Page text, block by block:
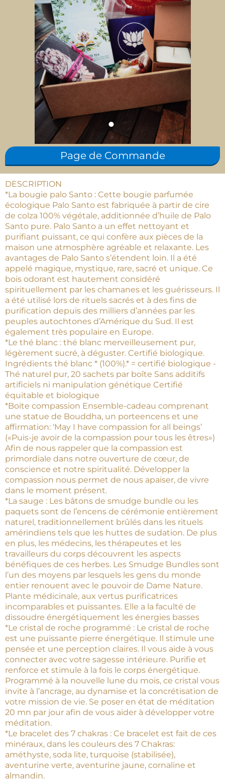
Page de Commande
DESCRIPTION
*La bougie palo Santo : Cette bougie parfumée
écologique Palo Santo est fabriquée à partir de cire
de colza 100% végétale, additionnée d’huile de Palo
Santo pure. Palo Santo a un effet nettoyant et
purifiant puissant, ce qui confère aux pièces de la
maison une atmosphère agréable et relaxante. Les
avantages de Palo Santo s’étendent loin. Il a été
appelé magique, mystique, rare, sacré et unique. Ce
bois odorant est hautement considéré
spirituellement par les chamanes et les guérisseurs. Il
a été utilisé lors de rituels sacrés et à des fins de
purification depuis des milliers d’années par les
peuples autochtones d’Amérique du Sud. Il est
également très populaire en Europe.
*Le thé blanc : thé blanc merveilleusement pur,
légèrement sucré, à déguster. Certifié biologique.
Ingrédients thé blanc * (100%).* = certifié biologique -
Thé naturel pur, 20 sachets par boîte Sans additifs
artificiels ni manipulation génétique Certifié
équitable et biologique
*Boite compassion Ensemble-cadeau comprenant
une statue de Bouddha, un porte­encens et une
affirmation: ‘May I have compassion for all beings’
(«Puis-je avoir de la compassion pour tous les êtres»)
Afin de nous rappeler que la compassion est
primordiale dans notre ouverture de cœur, de
conscience et notre spiritualité. Développer la
compassion nous permet de nous apaiser, de vivre
dans le moment présent.
*La sauge : Les bâtons de smudge bundle ou les
paquets sont de l’encens de cérémonie entièrement
naturel, traditionnellement brûlés dans les rituels
amérindiens tels que les huttes de sudation. De plus
en plus, les médecins, les thérapeutes et les
travailleurs du corps découvrent les aspects
bénéfiques de ces herbes. Les Smudge Bundles sont
l’un des moyens par lesquels les gens du monde
entier renouent avec le pouvoir de Dame Nature.
Plante médicinale, aux vertus purificatrices
incomparables et puissantes. Elle a la faculté de
dissoudre énergétiquement les énergies basses
*Le cristal de roche programmé : Le cristal de roche
est une puissante pierre énergétique. Il stimule une
pensée et une perception claires. Il vous aide à vous
connecter avec votre sagesse intérieure. Purifie et
renforce et stimule à la fois le corps énergétique.
Programmé à la nouvelle lune du mois, ce cristal vous
invite à l’ancrage, au dynamise et la concrétisation de
votre mission de vie. Se poser en état de méditation
20 mn par jour afin de vous aider à développer votre
méditation.
*Le bracelet des 7 chakras : Ce bracelet est fait de ces
minéraux, dans les couleurs des 7 Chakras:
améthyste, soda lite, turquoise (stabilisée),
aventurine verte, aventurine jaune, cornaline et
almandin.